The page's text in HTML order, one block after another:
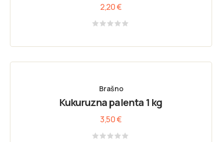
2,20€
out
5
Brašno
Kukuruzna palenta 1 kg
3,50€